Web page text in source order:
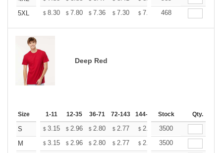
5XL
$ 8.30 $ 7.80 $ 7.36 $ 7.30 $ 7.17 $7.11
468
Deep Red
Size 1-11 12-35 36-71 72-143 144-287 288 + More
Stock Qty.
S $ 3.15 $ 2.96 $ 2.80 $ 2.77 $ 2.72 $2.70
3500
M
$ 3.15 $ 2.96 $ 2.80 $ 2.77 $ 2.72 $2.70
3500